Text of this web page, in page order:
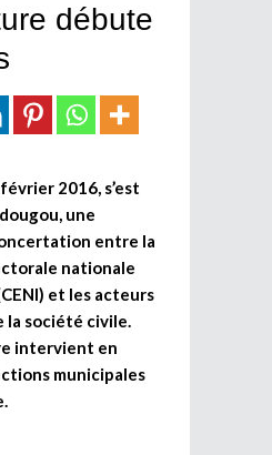
débute
2016, s’est
une
entre la
nationale
et les acteurs
la société civile.
intervient en
municipales